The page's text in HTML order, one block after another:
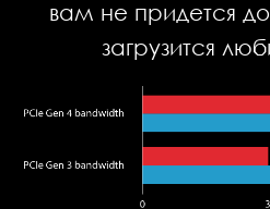
вам не придется
загрузится